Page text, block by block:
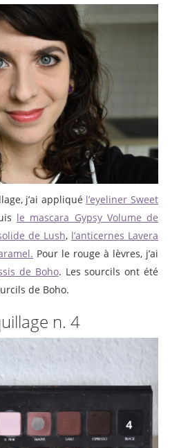
j’ai appliqué l’eyeliner Sweet
le mascara Gypsy Volume de
de Lush, l’anticernes Lavera
Pour le rouge à lèvres, j’ai
de Boho. Les sourcils ont été
de Boho.
n. 4